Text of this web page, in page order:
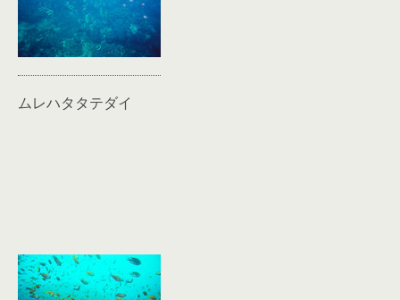
ムレハタタテダイ